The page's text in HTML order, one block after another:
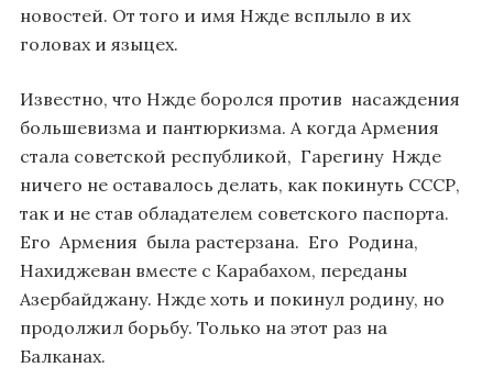
новостей. От того и имя Нжде всплыло в их
головах и языцех.
Известно, что Нжде боролся против насаждения
большевизма и пантюркизма. А когда Армения
стала советской республикой, Гарегину Нжде
ничего не оставалось делать, как покинуть СССР,
так и не став обладателем советского паспорта.
Его Армения была растерзана. Его Родина,
Нахиджеван вместе с Карабахом, переданы
Азербайджану. Нжде хоть и покинул родину, но
продолжил борьбу. Только на этот раз на
Балканах.